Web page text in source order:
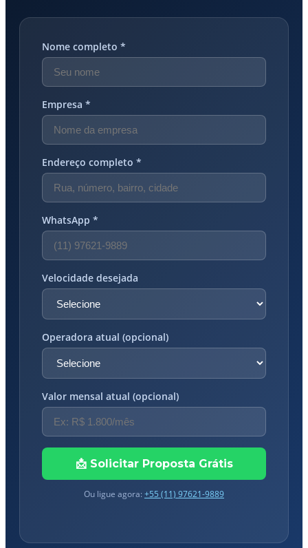
Nome completo *
Empresa *
Endereço completo *
WhatsApp *
Velocidade desejada
Operadora atual (opcional)
Valor mensal atual (opcional)
📩 Solicitar Proposta Grátis
Ou ligue agora: +55 (11) 97621-9889